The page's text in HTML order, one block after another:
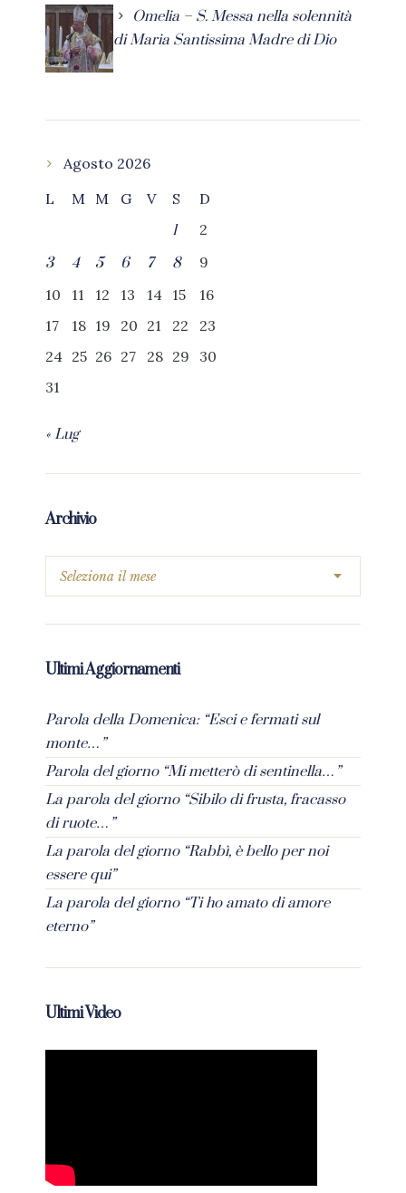
Omelia – S. Messa nella solennità
di Maria Santissima Madre di Dio
Agosto 2026
L
M M G V S
D
1
2
3
4 5 6 7 8
9
10
11 12 13 14 15
16
17
18 19 20 21 22
23
24 25 26 27 28 29
30
31
« Lug
Archivio
Ultimi Aggiornamenti
Parola della Domenica: “Esci e fermati sul
monte…”
Parola del giorno “Mi metterò di sentinella…”
La parola del giorno “Sibilo di frusta, fracasso
di ruote…”
La parola del giorno “Rabbì, è bello per noi
essere qui”
La parola del giorno “Ti ho amato di amore
eterno”
Ultimi Video